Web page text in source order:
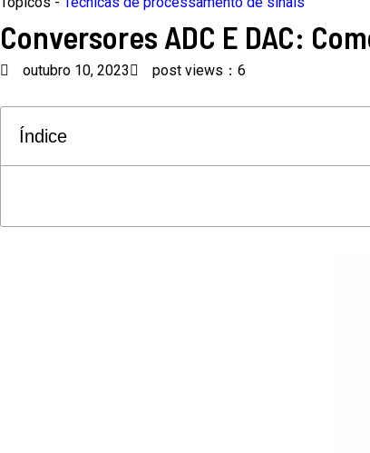
Conversores ADC E DAC:
outubro 10, 2023 post views：6
Índice